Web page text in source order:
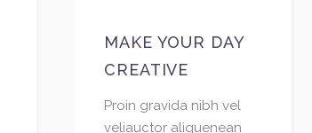
MAKE YOUR DAY
CREATIVE
Proin gravida nibh vel
veliauctor aliquenean